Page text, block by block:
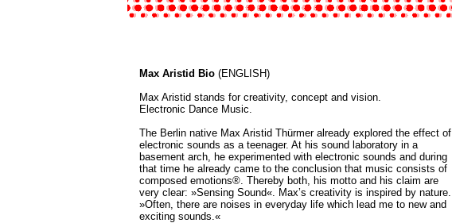
Max Aristid Bio (ENGLISH)
Max Aristid stands for creativity, concept and vision.
Electronic Dance Music.
The Berlin native Max Aristid Thürmer already explored the effect of
electronic sounds as a teenager. At his sound laboratory in a
basement arch, he experimented with electronic sounds and during
that time he already came to the conclusion that music consists of
composed emotions®. Thereby both, his motto and his claim are
very clear: »Sensing Sound«. Max’s creativity is inspired by nature.
»Often, there are noises in everyday life which lead me to new and
exciting sounds.«